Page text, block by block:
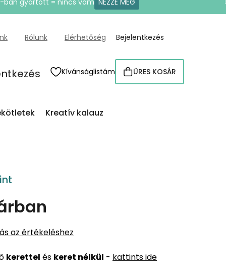
ban gyártott = nincs vám NÉZZE MEG
Rólunk Elérhetőség Bejelentkezés
Kívánságlistám KOSÁR
ÜRES KOSÁR
Kreatív kalauz
az értékeléshez
kerettel és keret nélkül - kattints ide